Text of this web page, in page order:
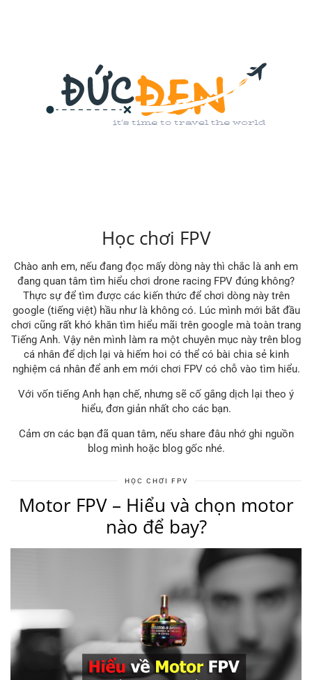
Học chơi FPV
Chào anh em, nếu đang đọc mấy dòng này thì chắc là anh em
đang quan tâm tìm hiểu chơi drone racing FPV đúng không?
Thực sự để tìm được các kiến thức để chơi dòng này trên
google (tiếng việt) hầu như là không có. Lúc mình mới bắt đầu
chơi cũng rất khó khăn tìm hiểu mãi trên google mà toàn trang
Tiếng Anh. Vậy nên mình làm ra một chuyên mục này trên blog
cá nhân để dịch lại và hiếm hoi có thể có bài chia sẻ kinh
nghiệm cá nhân để anh em mới chơi FPV có chỗ vào tìm hiểu.
Với vốn tiếng Anh hạn chế, nhưng sẽ cố gắng dịch lại theo ý
hiểu, đơn giản nhất cho các bạn.
Cảm ơn các bạn đã quan tâm, nếu share đâu nhớ ghi nguồn
blog mình hoặc blog gốc nhé.
HỌC CHƠI FPV
Motor FPV – Hiểu và chọn motor
nào để bay?